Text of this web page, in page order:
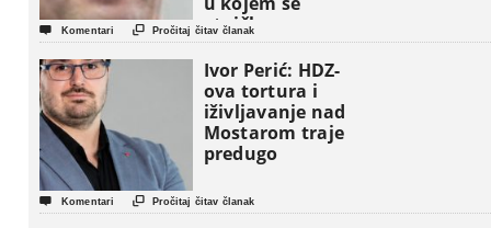
etničke grupe
pojavljuju kao
osnovne
političke jedinice
 Komentari  Pročitaj čitav članak
Ivor Perić: HDZ-
ova tortura i
iživljavanje nad
Mostarom traje
predugo
 Komentari  Pročitaj čitav članak